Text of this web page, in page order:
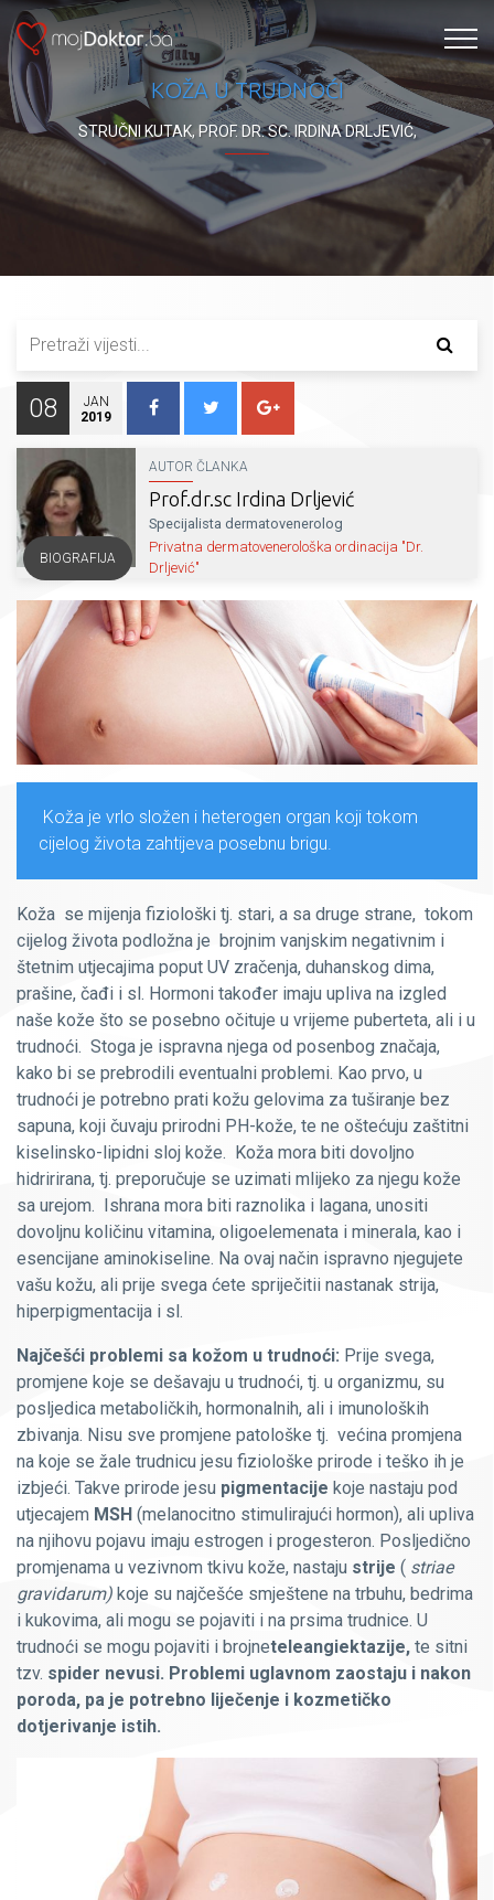
KOŽA U TRUDNOĆI
STRUČNI KUTAK, PROF. DR. SC. IRDINA DRLJEVIĆ,
08
JAN
2019
AUTOR ČLANKA
Prof.dr.sc Irdina Drljević
Specijalista dermatovenerolog
Privatna dermatovenerološka ordinacija "Dr.
Drljević"
BIOGRAFIJA
Koža je vrlo složen i heterogen organ koji tokom
cijelog života zahtijeva posebnu brigu.
Koža se mijenja fiziološki tj. stari, a sa druge strane, tokom
cijelog života podložna je brojnim vanjskim negativnim i
štetnim utjecajima poput UV zračenja, duhanskog dima,
prašine, čađi i sl. Hormoni također imaju upliva na izgled
naše kože što se posebno očituje u vrijeme puberteta, ali i u
trudnoći. Stoga je ispravna njega od posenbog značaja,
kako bi se prebrodili eventualni problemi. Kao prvo, u
trudnoći je potrebno prati kožu gelovima za tuširanje bez
sapuna, koji čuvaju prirodni PH-kože, te ne oštećuju zaštitni
kiselinsko-lipidni sloj kože. Koža mora biti dovoljno
hidririrana, tj. preporučuje se uzimati mlijeko za njegu kože
sa urejom. Ishrana mora biti raznolika i lagana, unositi
dovoljnu količinu vitamina, oligoelemenata i minerala, kao i
esencijane aminokiseline. Na ovaj način ispravno njegujete
vašu kožu, ali prije svega ćete spriječitii nastanak strija,
hiperpigmentacija i sl.
Najčešći problemi sa kožom u trudnoći: Prije svega,
promjene koje se dešavaju u trudnoći, tj. u organizmu, su
posljedica metaboličkih, hormonalnih, ali i imunoloških
zbivanja. Nisu sve promjene patološke tj. većina promjena
na koje se žale trudnicu jesu fiziološke prirode i teško ih je
izbjeći. Takve prirode jesu pigmentacije koje nastaju pod
utjecajem MSH (melanocitno stimulirajući hormon), ali upliva
na njihovu pojavu imaju estrogen i progesteron. Posljedično
promjenama u vezivnom tkivu kože, nastaju strije ( striae
gravidarum) koje su najčešće smještene na trbuhu, bedrima
i kukovima, ali mogu se pojaviti i na prsima trudnice. U
trudnoći se mogu pojaviti i brojneteleangiektazije, te sitni
tzv. spider nevusi. Problemi uglavnom zaostaju i nakon
poroda, pa je potrebno liječenje i kozmetičko
dotjerivanje istih.